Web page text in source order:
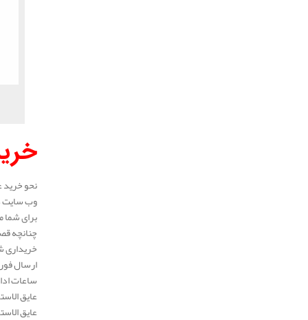
نحو
وب سایت
برای شما
چنانچه
خریداری
ارسال
ساعات
عایق
عایق